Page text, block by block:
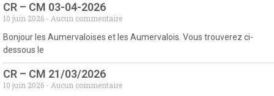
CR – CM 03-04-2026
10 juin 2026
Aucun commentaire
Bonjour les Aumervaloises et les Aumervalois. Vous trouverez ci-
dessous le
CR – CM 21/03/2026
10 juin 2026
Aucun commentaire